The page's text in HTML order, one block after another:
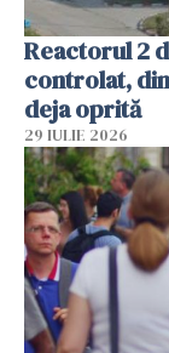
Reactorul 2
controlat,
deja oprită
29 IULIE 2026